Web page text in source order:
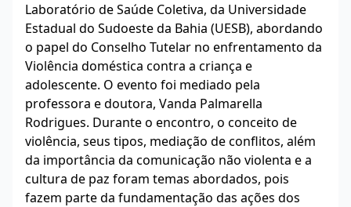
Laboratório de Saúde Coletiva, da Universidade
Estadual do Sudoeste da Bahia (UESB), abordando
o papel do Conselho Tutelar no enfrentamento da
Violência doméstica contra a criança e
adolescente. O evento foi mediado pela
professora e doutora, Vanda Palmarella
Rodrigues. Durante o encontro, o conceito de
violência, seus tipos, mediação de conflitos, além
da importância da comunicação não violenta e a
cultura de paz foram temas abordados, pois
fazem parte da fundamentação das ações dos